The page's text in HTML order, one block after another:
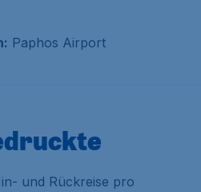
Paphos Airport
und Rückreise pro